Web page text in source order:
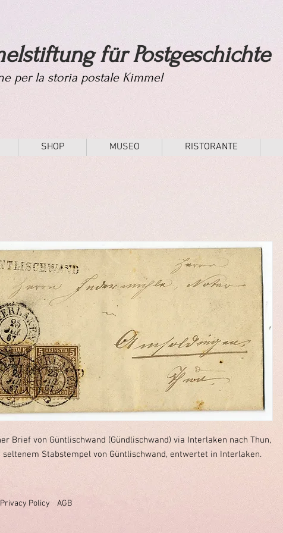
für Postgeschichte
per la storia postale Kimmel
SHOP MUSEO RISTORANTE
Brief von Güntlischwand (Gündlischwand) via Interlaken nach Thun,
seltenem Stabstempel von Güntlischwand, entwertet in Interlaken.
Privacy Policy AGB